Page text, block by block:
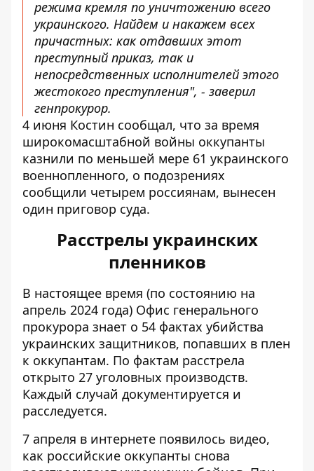
режима кремля по уничтожению всего
украинского. Найдем и накажем всех
причастных: как отдавших этот
преступный приказ, так и
непосредственных исполнителей этого
жестокого преступления", - заверил
генпрокурор.
4 июня Костин сообщал, что за время
широкомасштабной войны оккупанты
казнили по меньшей мере 61 украинского
военнопленного, о подозрениях
сообщили четырем россиянам, вынесен
один приговор суда.
Расстрелы украинских
пленников
В настоящее время (по состоянию на
апрель 2024 года) Офис генерального
прокурора знает о 54 фактах убийства
украинских защитников, попавших в плен
к оккупантам. По фактам расстрела
открыто 27 уголовных производств.
Каждый случай документируется и
расследуется.
7 апреля в интернете появилось видео,
как российские оккупанты снова